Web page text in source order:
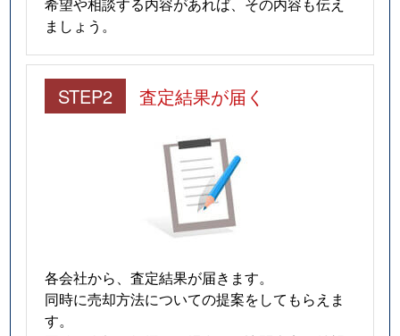
ましょう。
STEP2 査定結果が届く
各会社から、査定結果が届きます。
同時に売却方法についての提案をしてもらえま
す。